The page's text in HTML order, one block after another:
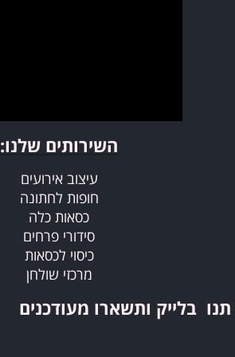
השירותים שלנו​​​​​​​:
עיצוב אירועים
חופות לחתונה
כסאות כלה
סידורי פרחים
כיסוי לכסאות
מרכזי שולחן
תנו בלייק ותשארו מעודכנים